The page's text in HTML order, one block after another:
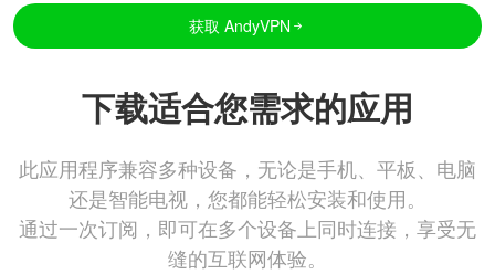
获取 AndyVPN
下载适合您需求的应用
此应用程序兼容多种设备，无论是手机、平板、电脑
还是智能电视，您都能轻松安装和使用。
通过一次订阅，即可在多个设备上同时连接，享受无
缝的互联网体验。